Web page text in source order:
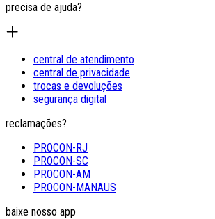
precisa de ajuda?
central de atendimento
central de privacidade
trocas e devoluções
segurança digital
reclamações?
PROCON-RJ
PROCON-SC
PROCON-AM
PROCON-MANAUS
baixe nosso app